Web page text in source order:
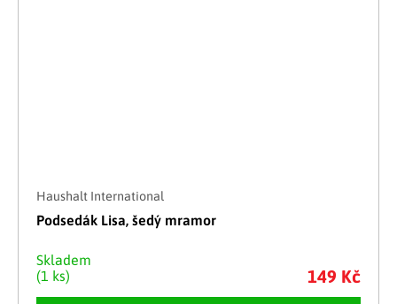
Haushalt International
Podsedák Lisa, šedý mramor
Skladem
(1 ks)
149 Kč